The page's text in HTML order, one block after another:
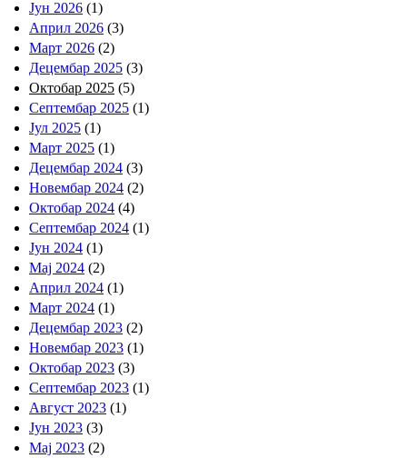
Јун 2026 (1)
Април 2026 (3)
Март 2026 (2)
Децембар 2025 (3)
Октобар 2025 (5)
Септембар 2025 (1)
Јул 2025 (1)
Март 2025 (1)
Децембар 2024 (3)
Новембар 2024 (2)
Октобар 2024 (4)
Септембар 2024 (1)
Јун 2024 (1)
Мај 2024 (2)
Април 2024 (1)
Март 2024 (1)
Децембар 2023 (2)
Новембар 2023 (1)
Октобар 2023 (3)
Септембар 2023 (1)
Август 2023 (1)
Јун 2023 (3)
Мај 2023 (2)